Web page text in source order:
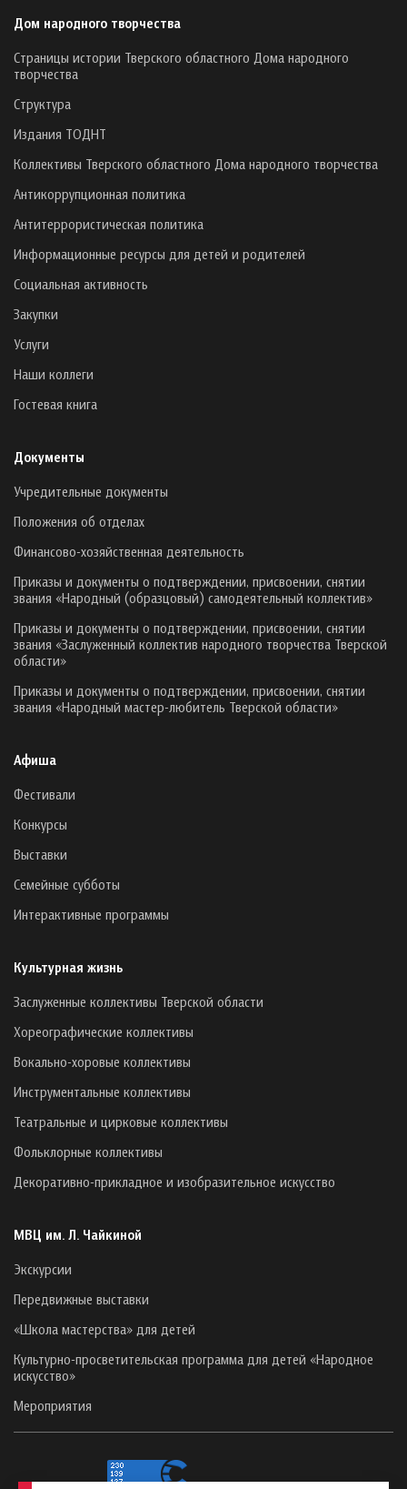
Дом народного творчества
Страницы истории Тверского областного Дома народного
творчества
Структура
Издания ТОДНТ
Коллективы Тверского областного Дома народного творчества
Антикоррупционная политика
Антитеррористическая политика
Информационные ресурсы для детей и родителей
Социальная активность
Закупки
Услуги
Наши коллеги
Гостевая книга
Документы
Учредительные документы
Положения об отделах
Финансово-хозяйственная деятельность
Приказы и документы о подтверждении, присвоении, снятии
звания «Народный (образцовый) самодеятельный коллектив»
Приказы и документы о подтверждении, присвоении, снятии
звания «Заслуженный коллектив народного творчества Тверской
области»
Приказы и документы о подтверждении, присвоении, снятии
звания «Народный мастер-любитель Тверской области»
Афиша
Фестивали
Конкурсы
Выставки
Семейные субботы
Интерактивные программы
Культурная жизнь
Заслуженные коллективы Тверской области
Хореографические коллективы
Вокально-хоровые коллективы
Инструментальные коллективы
Театральные и цирковые коллективы
Фольклорные коллективы
Декоративно-прикладное и изобразительное искусство
МВЦ им. Л. Чайкиной
Экскурсии
Передвижные выставки
«Школа мастерства» для детей
Культурно-просветительская программа для детей «Народное
искусство»
Мероприятия